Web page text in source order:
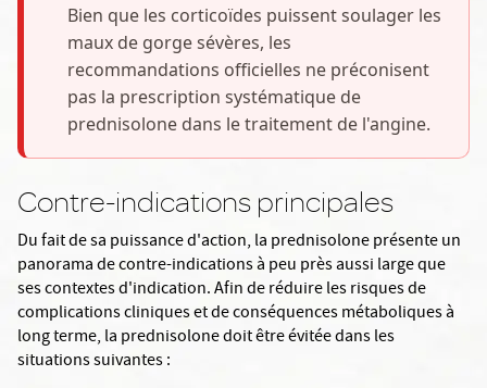
Bien que les corticoïdes puissent soulager les
maux de gorge sévères, les
recommandations officielles ne préconisent
pas la prescription systématique de
prednisolone dans le traitement de l'angine.
Contre-indications principales
Du fait de sa puissance d'action, la prednisolone présente un
panorama de contre-indications à peu près aussi large que
ses contextes d'indication. Afin de réduire les risques de
complications cliniques et de conséquences métaboliques à
long terme, la prednisolone doit être évitée dans les
situations suivantes :